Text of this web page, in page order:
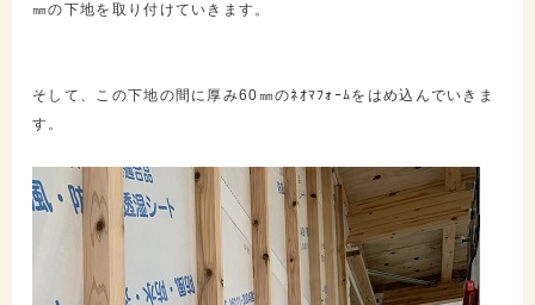
㎜の下地を取り付けていきます。
そして、この下地の間に厚み60㎜のﾈｵﾏﾌｫｰﾑをはめ込んでいきま
す。